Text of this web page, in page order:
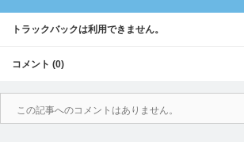
トラックバックは利用できません。
コメント (0)
この記事へのコメントはありません。